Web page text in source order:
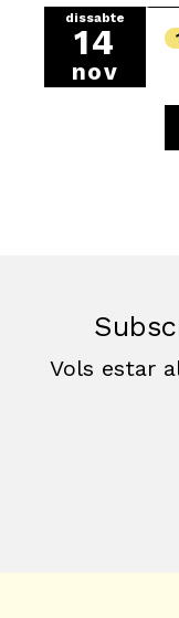
dissabte
14
nov
Vols estar